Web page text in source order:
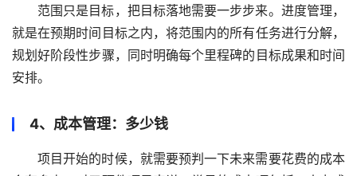
范围只是目标，把目标落地需要一步步来。进度管理，
就是在预期时间目标之内，将范围内的所有任务进行分解，
规划好阶段性步骤，同时明确每个里程碑的目标成果和时间
安排。
4、成本管理：多少钱
项目开始的时候，就需要预判一下未来需要花费的成本